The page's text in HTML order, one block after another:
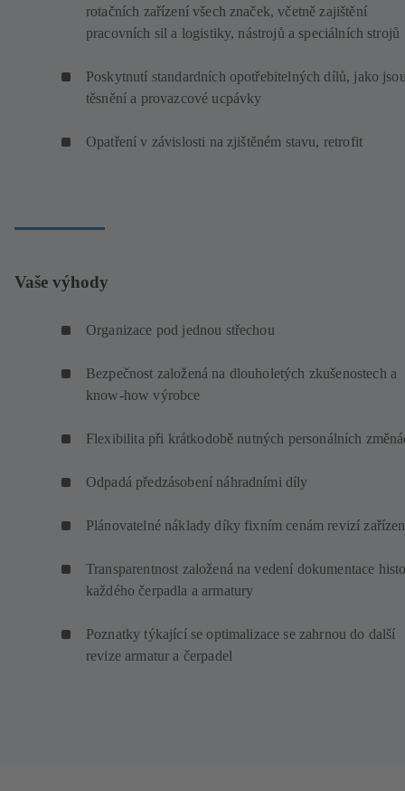
rotačních zařízení všech značek, včetně zajištění
pracovních sil a logistiky, nástrojů a speciálních strojů
Poskytnutí standardních opotřebitelných dílů, jako
těsnění a provazcové ucpávky
Opatření v závislosti na zjištěném stavu, retrofit
Vaše výhody
Organizace pod jednou střechou
Bezpečnost založená na dlouholetých zkušenostech a
know-how výrobce
Flexibilita při krátkodobě nutných personálních
Odpadá předzásobení náhradními díly
Plánovatelné náklady díky fixním cenám revizí
Transparentnost založená na vedení dokumentace
každého čerpadla a armatury
Poznatky týkající se optimalizace se zahrnou do další
revize armatur a čerpadel